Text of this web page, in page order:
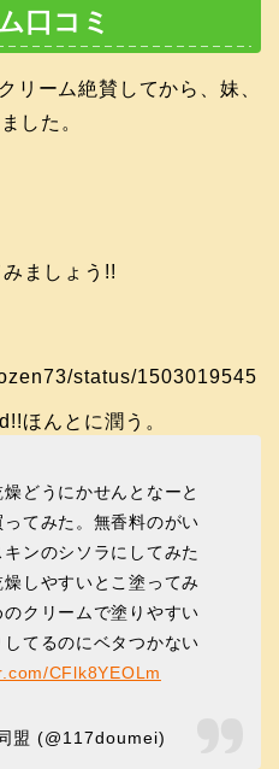
口コミ
リーム絶賛してから、妹、
した。
ましょう!!
status/1503019545
ほんとに潤う。
どうにかせんとなーと
てみた。無香料のがい
ンのシソラにしてみた
しやすいとこ塗ってみ
クリームで塗りやすい
てるのにベタつかない
CFlk8YEOLm
盟 (@117doumei)